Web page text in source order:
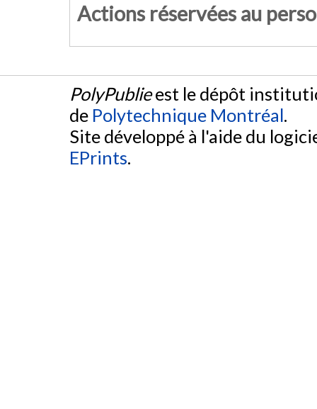
Actions réservées au
PolyPublieest le dépôt
de Polytechnique Montréal.
Site développé à l'aide du
EPrints.